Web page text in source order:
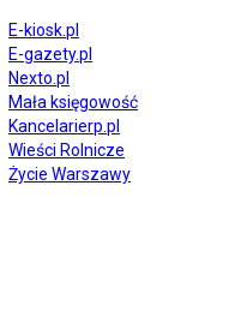
E-kiosk.pl
E-gazety.pl
Nexto.pl
Mała księgowość
Kancelarierp.pl
Wieści Rolnicze
Życie Warszawy